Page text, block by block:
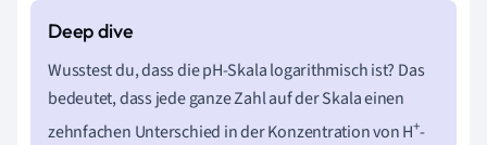
Wusstest du, dass die pH-Skala logarithmisch ist? Das
bedeutet, dass jede ganze Zahl auf der Skala einen
zehnfachen Unterschied in der Konzentration von H+-